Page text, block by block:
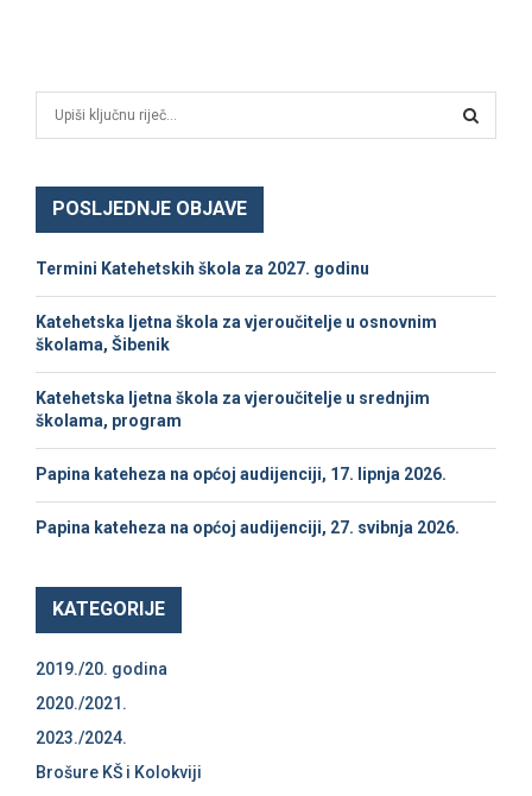
h
o
r
:
POSLJEDNJE OBJAVE
Termini Katehetskih škola za 2027. godinu
Katehetska ljetna škola za vjeroučitelje u osnovnim
školama, Šibenik
Katehetska ljetna škola za vjeroučitelje u srednjim
školama, program
Papina kateheza na općoj audijenciji, 17. lipnja 2026.
Papina kateheza na općoj audijenciji, 27. svibnja 2026.
KATEGORIJE
2019./20. godina
2020./2021.
2023./2024.
Brošure KŠ i Kolokviji